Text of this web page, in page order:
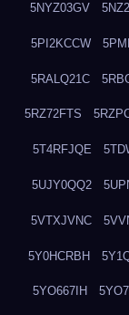
5NYZ03GV
5PI2KCCW
5RALQ21C
5RZ72FTS
5T4RFJQE
5UJY0QQ2
5VTXJVNC
5Y0HCRBH
5YO667IH